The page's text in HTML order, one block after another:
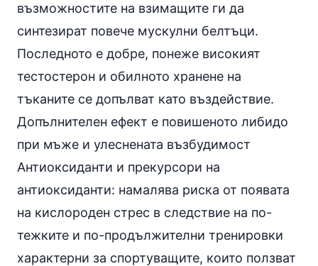
възможностите на взимащите ги да
синтезират повече мускулни белтъци.
Последното е добре, понеже високият
тестостерон и обилното хранене на
тъканите се допълват като въздействие.
Допълнителен ефект е повишеното либидо
при мъже и улеснената възбудимост
Антиоксиданти и прекурсори на
антиоксиданти: намалява риска от появата
на кислороден стрес в следствие на по-
тежките и по-продължителни тренировки
характерни за спортуващите, които ползват